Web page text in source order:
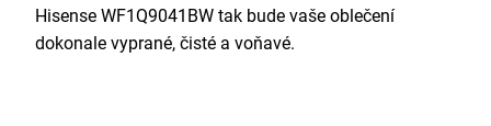
Hisense WF1Q9041BW tak bude vaše oblečení
dokonale vyprané, čisté a voňavé.